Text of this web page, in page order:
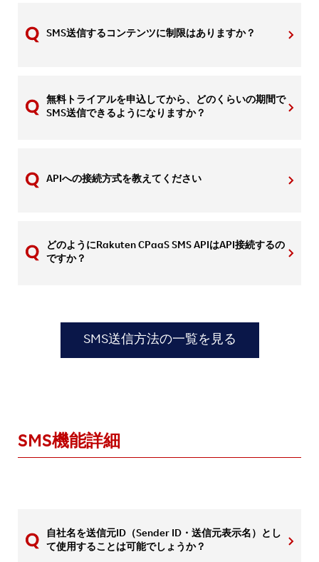
SMS送信するコンテンツに制限はありますか？
無料トライアルを申込してから、どのくらいの期間で
SMS送信できるようになりますか？
APIへの接続方式を教えてください
どのようにRakuten CPaaS SMS APIはAPI接続するの
ですか？
SMS送信方法の一覧を見る
SMS機能詳細
自社名を送信元ID（Sender ID・送信元表示名）とし
て使用することは可能でしょうか？